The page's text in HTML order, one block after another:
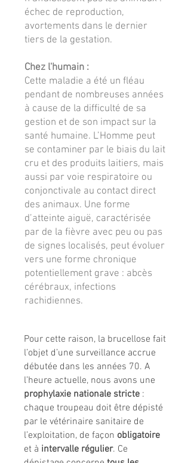
échec de reproduction,
avortements dans le dernier
tiers de la gestation.
Chez l'humain :
Cette maladie a été un fléau
pendant de nombreuses années
à cause de la difficulté de sa
gestion et de son impact sur la
santé humaine. L’Homme peut
se contaminer par le biais du lait
cru et des produits laitiers, mais
aussi par voie respiratoire ou
conjonctivale au contact direct
des animaux. Une forme
d’atteinte aiguë, caractérisée
par de la fièvre avec peu ou pas
de signes localisés, peut évoluer
vers une forme chronique
potentiellement grave : abcès
cérébraux, infections
rachidiennes.
Pour cette raison, la brucellose fait
l’objet d’une surveillance accrue
débutée dans les années 70. A
l’heure actuelle, nous avons une
prophylaxie nationale stricte :
chaque troupeau doit être dépisté
par le vétérinaire sanitaire de
l’exploitation, de façon obligatoire
et à intervalle régulier. Ce